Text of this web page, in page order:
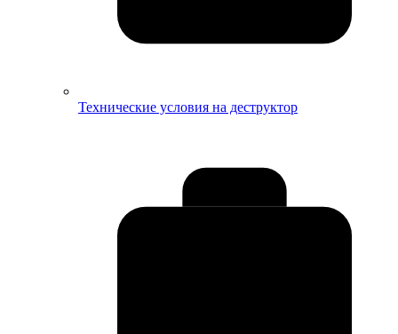
Технические условия на деструктор